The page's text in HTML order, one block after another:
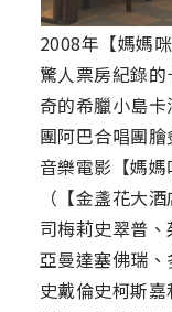
2008年【媽媽
驚人票房紀錄
奇的希臘小島
團阿巴合唱團
音樂電影【媽
（【金盞花大
司梅莉史翠普
亞曼達塞佛瑞、
史戴倫史柯斯